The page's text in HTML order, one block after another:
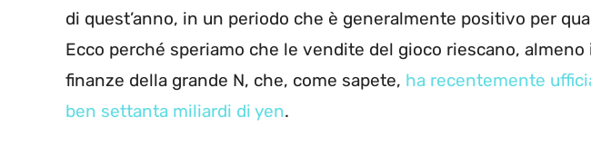
di quest’anno, in un periodo che è generalmente positivo per
Ecco perché speriamo che le vendite del gioco riescano,
finanze della grande N, che, come sapete, ha recentemente
ben settanta miliardi di yen.